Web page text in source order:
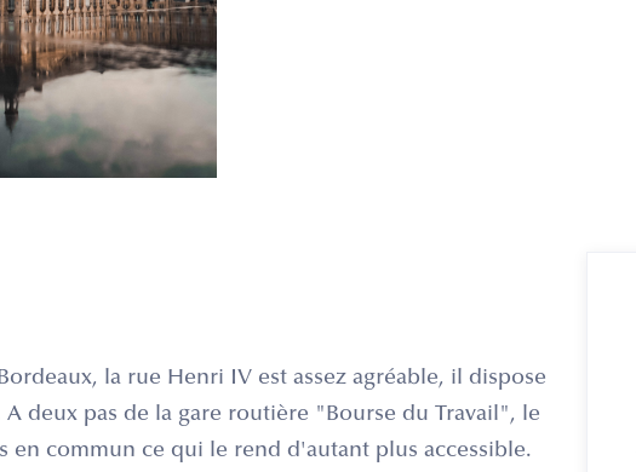
la rue Henri IV est assez agréable, il dispose
deux pas de la gare routière "Bourse du Travail", le
en commun ce qui le rend d'autant plus accessible.